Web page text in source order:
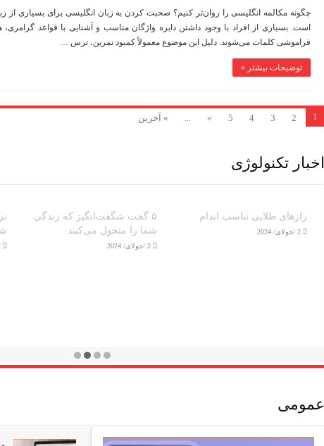
مکالمه
انگلیسی
را
کنیم؟
چگونه مکالمه انگلیسی را روان‌تر کنیم؟ صحبت کردن به زبان انگلیسی برای بسیاری از
است. بسیاری از افراد با وجود داشتن دایره واژگان مناسب و آشنایی با قواعد
فراموشی کلمات می‌شوند. دلیل این موضوع معمولاً کمبود تمرین، ترس …
توضیحات بیشتر »
1
2
3
4
5
»
... » آخرین
اخبار تکنولوژی
اپل واچ: فراتر از یک ساعت
هوشمند
۵ مدل از پرفروش‌ترین
گوشی‌های حال حاضر در بازار
2 /جولای/ 2024 2 /
عمومی